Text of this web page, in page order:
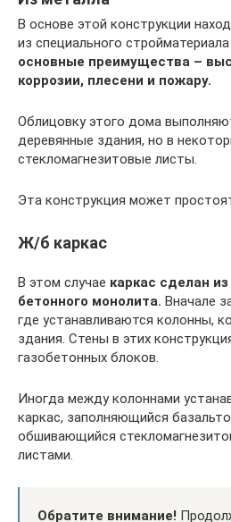
В основе этой конструкции
из специального
основные преимущества –
коррозии, плесени и пожару.
Облицовку этого дома
деревянные здания, но в
стекломагнезитовые листы.
Эта конструкция может
Ж/б каркас
В этом случае каркас сделан
бетонного монолита. Вначале
где устанавливаются колонны,
здания. Стены в этих
газобетонных блоков.
Иногда между колоннами
каркас, заполняющийся
обшивающийся
листами.
Обратите внимание!